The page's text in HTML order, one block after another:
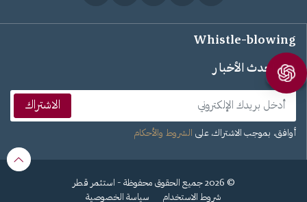
Whistle-blowing
تابع أحدث الأخبار
الاشتراك
أوافق، بموجب الاشتراك، على الشروط والأحكام
© 2026 جميع الحقوق محفوظة - استثمر قطر
شروط الاستخدام
سياسة الخصوصية